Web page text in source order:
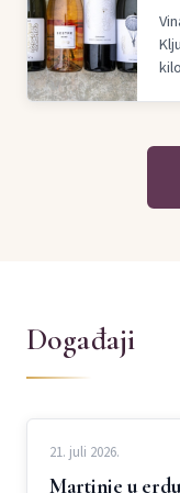
Događaji
21. juli 2026.
Martinje u